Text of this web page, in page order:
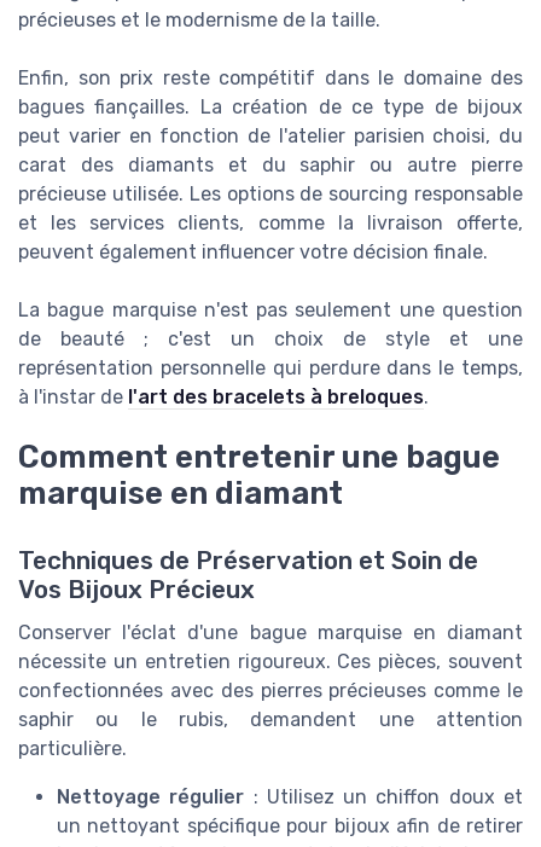
précieuses et le modernisme de la taille.
Enfin, son prix reste compétitif dans le domaine des
bagues fiançailles. La création de ce type de bijoux
peut varier en fonction de l'atelier parisien choisi, du
carat des diamants et du saphir ou autre pierre
précieuse utilisée. Les options de sourcing responsable
et les services clients, comme la livraison offerte,
peuvent également influencer votre décision finale.
La bague marquise n'est pas seulement une question
de beauté ; c'est un choix de style et une
représentation personnelle qui perdure dans le temps,
à l'instar de l'art des bracelets à breloques.
Comment entretenir une bague
marquise en diamant
Techniques de Préservation et Soin de
Vos Bijoux Précieux
Conserver l'éclat d'une bague marquise en diamant
nécessite un entretien rigoureux. Ces pièces, souvent
confectionnées avec des pierres précieuses comme le
saphir ou le rubis, demandent une attention
particulière.
Nettoyage régulier : Utilisez un chiffon doux et
un nettoyant spécifique pour bijoux afin de retirer